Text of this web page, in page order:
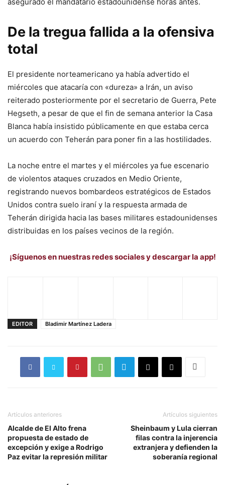
De la tregua fallida a la ofensiva
total
El presidente norteamericano ya había advertido el
miércoles que atacaría con «dureza» a Irán, un aviso
reiterado posteriormente por el secretario de Guerra, Pete
Hegseth, a pesar de que el fin de semana anterior la Casa
Blanca había insistido públicamente en que estaba cerca
un acuerdo con Teherán para poner fin a las hostilidades.
La noche entre el martes y el miércoles ya fue escenario
de violentos ataques cruzados en Medio Oriente,
registrando nuevos bombardeos estratégicos de Estados
Unidos contra suelo iraní y la respuesta armada de
Teherán dirigida hacia las bases militares estadounidenses
distribuidas en los países vecinos de la región.
¡Síguenos en nuestras redes sociales y descargar la app!
EDITOR Bladimir Martínez Ladera
Artículos anteriores
Alcalde de El Alto frena
propuesta de estado de
excepción y exige a Rodrigo
Paz evitar la represión militar
Artículos siguientes
Sheinbaum y Lula cierran
filas contra la injerencia
extranjera y defienden la
soberanía regional